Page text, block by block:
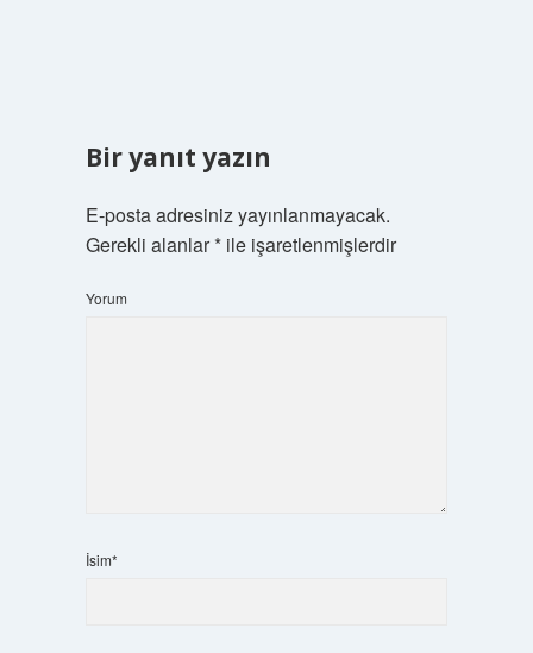
Bir yanıt yazın
E-posta adresiniz yayınlanmayacak.
Gerekli alanlar*ile işaretlenmişlerdir
Yorum
İsim*